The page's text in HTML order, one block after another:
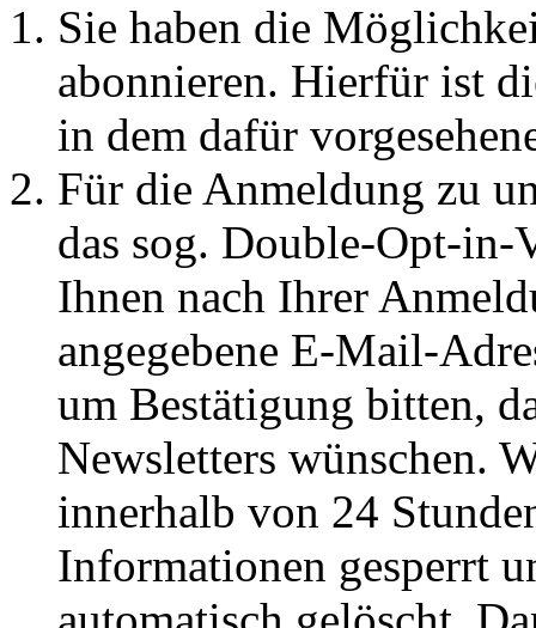
Sie haben die
abonnieren. Hierfür ist
in dem dafür
Für die Anmeldung zu
das sog. Double-Opt-in-
Ihnen nach Ihrer
angegebene E-Mail-
um Bestätigung bitten,
Newsletters wünschen.
innerhalb von 24
Informationen gesperrt